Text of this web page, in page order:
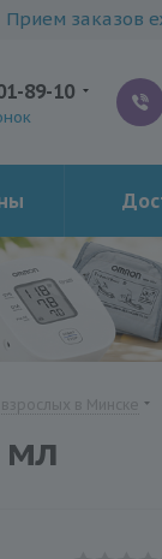
Прием заказов
89-10
мл